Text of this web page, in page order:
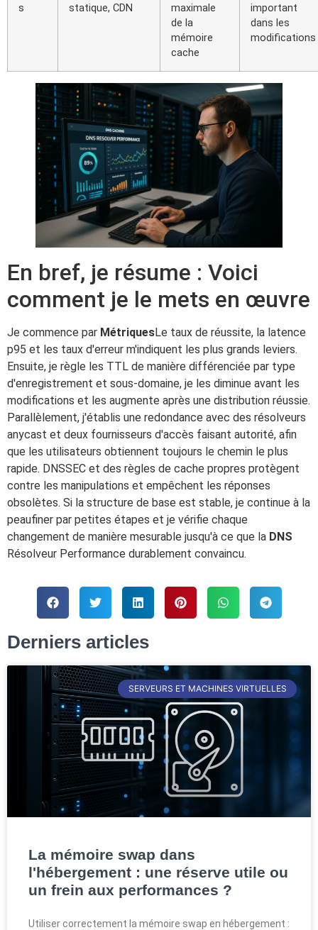
s statique, CDN
maximale
de la
mémoire
cache
important
dans les
modifications
En bref, je résume : Voici
comment je le mets en œuvre
Je commence par MétriquesLe taux de réussite, la latence
p95 et les taux d'erreur m'indiquent les plus grands leviers.
Ensuite, je règle les TTL de manière différenciée par type
d'enregistrement et sous-domaine, je les diminue avant les
modifications et les augmente après une distribution réussie.
Parallèlement, j'établis une redondance avec des résolveurs
anycast et deux fournisseurs d'accès faisant autorité, afin
que les utilisateurs obtiennent toujours le chemin le plus
rapide. DNSSEC et des règles de cache propres protègent
contre les manipulations et empêchent les réponses
obsolètes. Si la structure de base est stable, je continue à la
peaufiner par petites étapes et je vérifie chaque
changement de manière mesurable jusqu'à ce que la DNS
Résolveur Performance durablement convaincu.
Derniers articles
SERVEURS ET MACHINES VIRTUELLES
La mémoire swap dans
l'hébergement : une réserve utile ou
un frein aux performances ?
Utiliser correctement la mémoire swap en hébergement :